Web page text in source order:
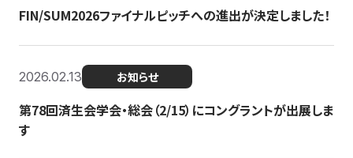
FIN/SUM2026ファイナルピッチへの進出が決定しました！
2026.02.13 お知らせ
第78回済生会学会・総会（2/15）にコングラントが出展しま
す